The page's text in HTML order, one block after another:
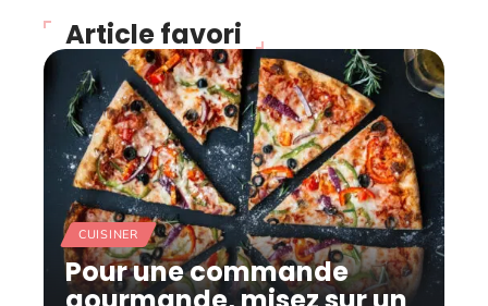
Article favori
CUISINER
Pour une commande